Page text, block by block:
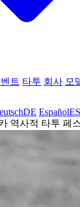
트 타투 회사 모
DE EspañolES
역사적 타투 페